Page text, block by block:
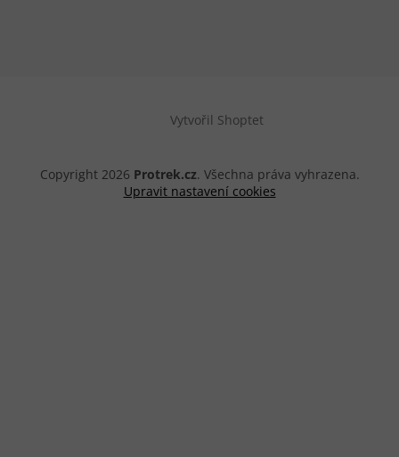
Vytvořil Shoptet
Copyright 2026 Protrek.cz. Všechna práva vyhrazena.
Upravit nastavení cookies